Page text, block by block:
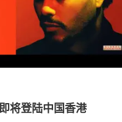
将登陆中国香港